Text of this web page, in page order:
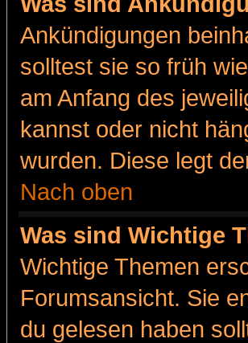
Ankündigungen
solltest sie so früh
am Anfang des
kannst oder nicht
wurden. Diese legt
Nach oben
Was sind Wichtige
Wichtige Themen
Forumsansicht. Sie
du gelesen haben